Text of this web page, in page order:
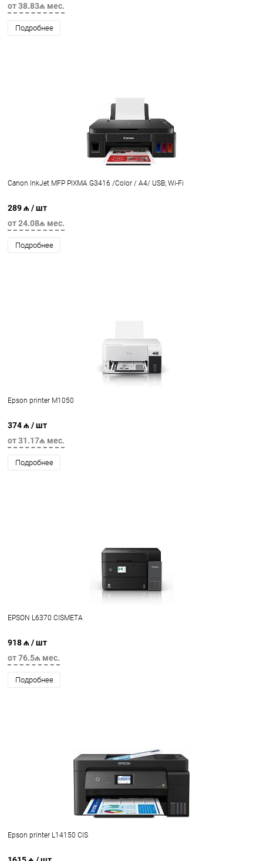
от 38.83₼ мес.
Подробнее
Canon InkJet MFP PIXMA G3416 /Color / A4/ USB; Wi-Fi
289 ₼ / шт
от 24.08₼ мес.
Подробнее
Epson printer M1050
374 ₼ / шт
от 31.17₼ мес.
Подробнее
EPSON L6370 CISMETA
918 ₼ / шт
от 76.5₼ мес.
Подробнее
Epson printer L14150 CIS